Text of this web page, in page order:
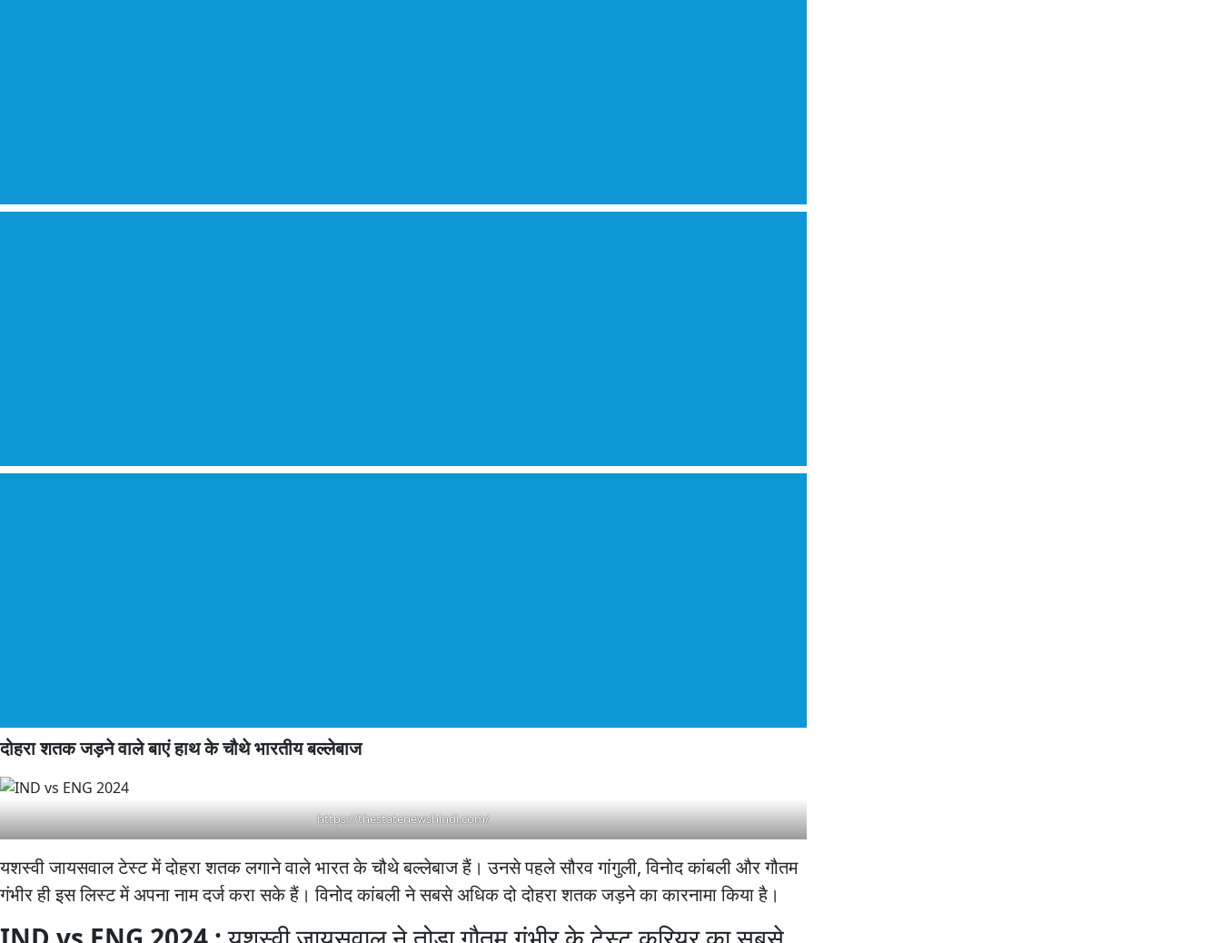
दोहरा शतक जड़ने वाले बाएं हाथ के चौथे भारतीय बल्लेबाज
https://thestatenewshindi.com/
यशस्वी जायसवाल टेस्ट में दोहरा शतक लगाने वाले भारत के चौथे बल्लेबाज हैं। उनसे पहले सौरव गांगुली, विनोद कांबली और गौतम
गंभीर ही इस लिस्ट में अपना नाम दर्ज करा सके हैं। विनोद कांबली ने सबसे अधिक दो दोहरा शतक जड़ने का कारनामा किया है।